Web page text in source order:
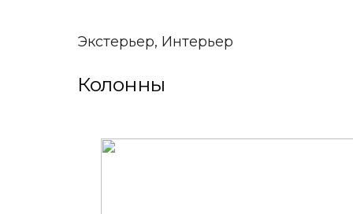
Экстерьер, Интерьер
Колонны